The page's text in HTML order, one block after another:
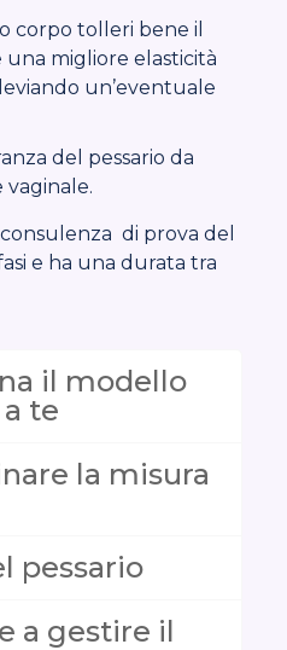
corpo tolleri bene il
una migliore elasticità
un’eventuale
del pessario da
di prova del
e ha una durata tra
il modello
te
la misura
pessario
a gestire il